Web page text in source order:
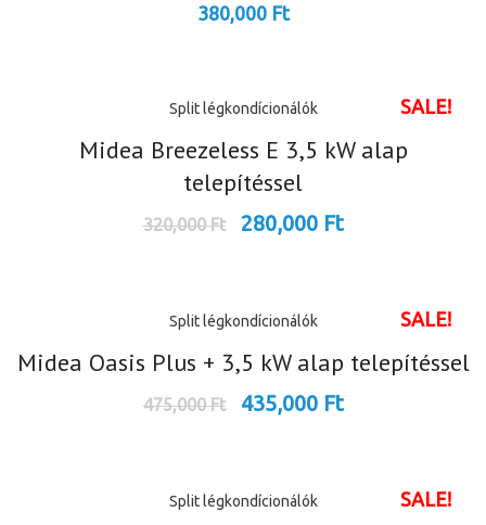
380,000 Ft
SALE!
Split légkondícionálók
Midea Breezeless E 3,5 kW alap
telepítéssel
320,000Ft 280,000 Ft
SALE!
Split légkondícionálók
Midea Oasis Plus + 3,5 kW alap telepítéssel
475,000Ft 435,000 Ft
SALE!
Split légkondícionálók